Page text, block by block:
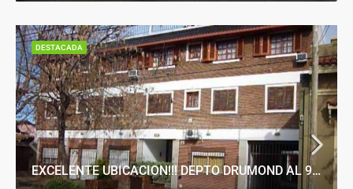
EXCELENTE UBICACION!!! DEPTO DRUMOND AL 900
DESTACADA